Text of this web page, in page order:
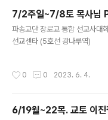
7/2주일~7/8토 목사님
파송교단 장로교 통합 선교사대
선교센타 (5호선 광나루역)
0 0 2023. 6. 4.
6/19월~22목. 교토 이진